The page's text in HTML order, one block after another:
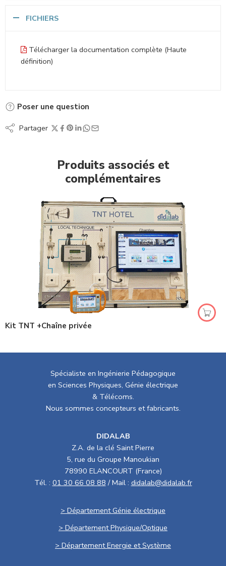
FICHIERS
Télécharger la documentation complète (Haute
définition)
Poser une question
Partager
Produits associés et
complémentaires
Kit TNT +Chaîne privée
Spécialiste en Ingénierie Pédagogique
en Sciences Physiques, Génie électrique
& Télécoms.
Nous sommes concepteurs et fabricants.
DIDALAB
Z.A. de la clé Saint Pierre
5, rue du Groupe Manoukian
78990 ELANCOURT (France)
Tél. : 01 30 66 08 88 / Mail : didalab@didalab.fr
> Département Génie électrique
> Département Physique/Optique
> Département Energie et Système